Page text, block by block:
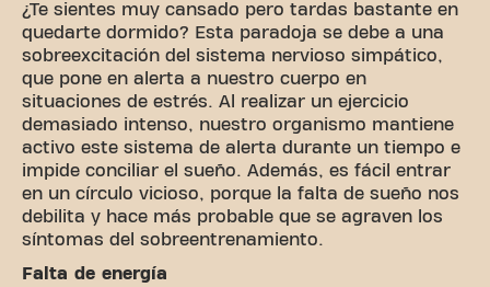
¿Te sientes muy cansado pero tardas bastante en
quedarte dormido? Esta paradoja se debe a una
sobreexcitación del sistema nervioso simpático,
que pone en alerta a nuestro cuerpo en
situaciones de estrés. Al realizar un ejercicio
demasiado intenso, nuestro organismo mantiene
activo este sistema de alerta durante un tiempo e
impide conciliar el sueño. Además, es fácil entrar
en un círculo vicioso, porque la falta de sueño nos
debilita y hace más probable que se agraven los
síntomas del sobreentrenamiento.
Falta de energía